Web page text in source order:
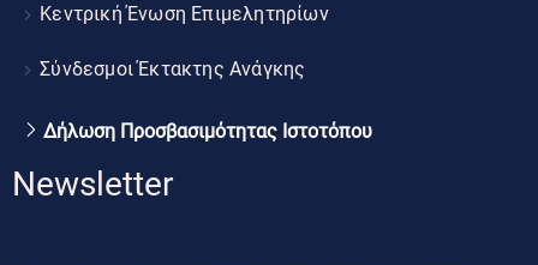
Κεντρική Ένωση Επιμελητηρίων
Σύνδεσμοι Έκτακτης Ανάγκης
Δήλωση Προσβασιμότητας Ιστοτόπου
Newsletter